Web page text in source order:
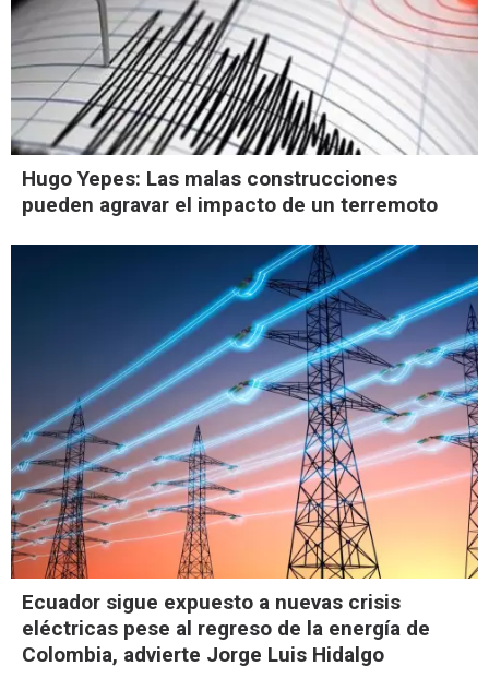
Hugo Yepes: Las malas construcciones
pueden agravar el impacto de un terremoto
Ecuador sigue expuesto a nuevas crisis
eléctricas pese al regreso de la energía de
Colombia, advierte Jorge Luis Hidalgo